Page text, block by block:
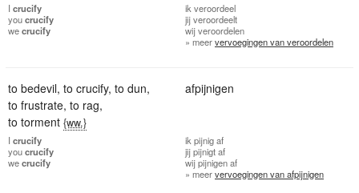
I crucify
youcrucify
wecrucify
ik veroordeel
jijveroordeelt
wijveroordelen
» meervervoegingen van veroordelen
to bedevil, to crucify, to dun,
to frustrate, to rag,
to torment {ww.}
afpijnigen
I crucify
youcrucify
wecrucify
ik pijnig af
jijpijnigt af
wijpijnigen af
» meervervoegingen van afpijnigen